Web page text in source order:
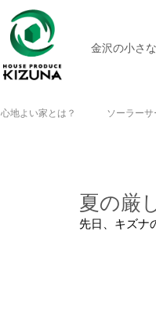
金沢の小さ
心地よい家とは？ ソーラー
夏の厳
先日、キズナ